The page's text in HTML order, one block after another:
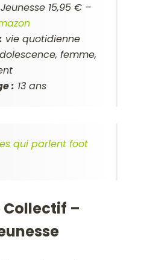
15,95 € –
vie quotidienne
femme,
: 13 ans
qui parlent foot
Collectif –